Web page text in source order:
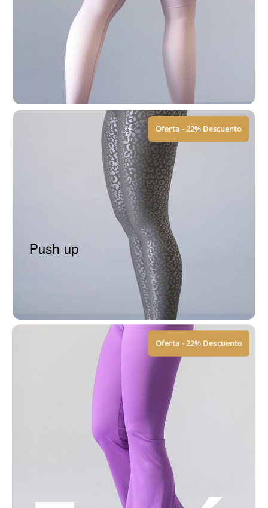
Leggings | Naio
$579.00 449.00
Leggings | Push Up
$449.00
Ver Tallas
Oferta - 22% Descuento
Leggings | Push Up
579.00 $
Ver Tallas
Oferta - 22% Descuento